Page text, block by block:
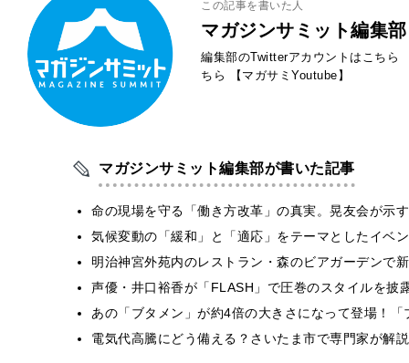
この記事を書いた人
マガジンサミット編集部
編集部のTwitterアカウントはこちら
ちら
【マガサミYoutube】
マガジンサミット編集部が書いた記事
命の現場を守る「働き方改革」の真実。晃友会が示
気候変動の「緩和」と「適応」をテーマとしたイベ
明治神宮外苑内のレストラン・森のビアガーデンで
声優・井口裕香が「FLASH」で圧巻のスタイルを
あの「ブタメン」が約4倍の大きさになって登場！
電気代高騰にどう備える？さいたま市で専門家が解